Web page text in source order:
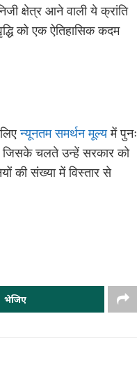
क्षेत्र आने वाली ये क्रांति
को एक ऐतिहासिक कदम
न्यूनतम समर्थन मूल्यमें पुनः
जिसके चलते उन्हें सरकार को
की संख्या में विस्तार से
भेजिए